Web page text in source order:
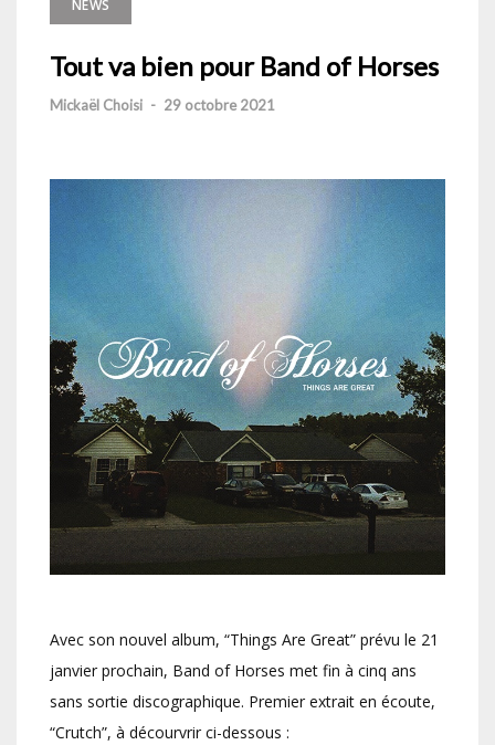
NEWS
Tout va bien pour Band of Horses
Mickaël Choisi - 29 octobre 2021
Avec son nouvel album, “Things Are Great” prévu le 21
janvier prochain, Band of Horses met fin à cinq ans
sans sortie discographique. Premier extrait en écoute,
“Crutch”, à décourvrir ci-dessous :